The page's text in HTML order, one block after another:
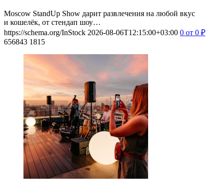
Moscow StandUp Show дарит развлечения на любой вкус
и кошелёк, от стендап шоу…
https://schema.org/InStock 2026-08-06T12:15:00+03:00 0 от 0 ₽
656843 1815